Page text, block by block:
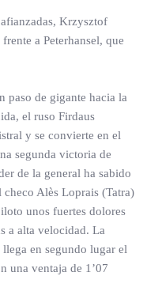
Krzysztof
a Peterhansel, que
paso de gigante hacia la
el ruso Firdaus
y se convierte en el
segunda victoria de
de la general ha sabido
Alès Loprais (Tatra)
unos fuertes dolores
a alta velocidad. La
en segundo lugar el
una ventaja de 1’07